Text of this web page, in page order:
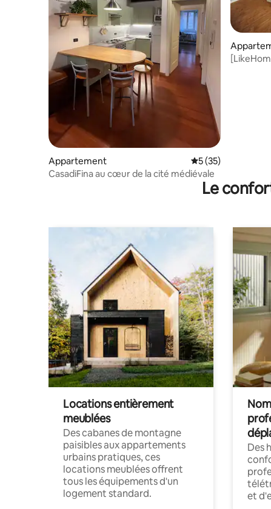
Appartement Évaluation
5 (35)
CasadiFina au cœur de la cité médiévale
Le
Locations entièrement
meublées
Des cabanes de montagne
paisibles aux appartements
urbains pratiques, ces
locations meublées offrent
tous les équipements d'un
logement standard.
Des
et